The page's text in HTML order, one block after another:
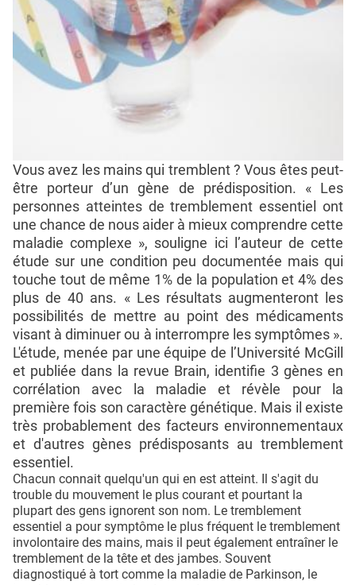
Vous avez les mains qui tremblent ? Vous êtes peut-
être porteur d’un gène de prédisposition. « Les
personnes atteintes de tremblement essentiel ont
une chance de nous aider à mieux comprendre cette
maladie complexe », souligne ici l’auteur de cette
étude sur une condition peu documentée mais qui
touche tout de même 1% de la population et 4% des
plus de 40 ans. « Les résultats augmenteront les
possibilités de mettre au point des médicaments
visant à diminuer ou à interrompre les symptômes ».
L'étude, menée par une équipe de l’Université McGill
et publiée dans la revue Brain, identifie 3 gènes en
corrélation avec la maladie et révèle pour la
première fois son caractère génétique. Mais il existe
très probablement des facteurs environnementaux
et d'autres gènes prédisposants au tremblement
essentiel.
Chacun connait quelqu'un qui en est atteint. Il s'agit du
trouble du mouvement le plus courant et pourtant la
plupart des gens ignorent son nom. Le tremblement
essentiel a pour symptôme le plus fréquent le tremblement
involontaire des mains, mais il peut également entraîner le
tremblement de la tête et des jambes. Souvent
diagnostiqué à tort comme la maladie de Parkinson, le